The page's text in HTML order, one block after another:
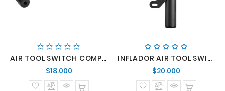
AIR TOOL SWITCH COMP BLK
$18.000Precio
normal
INFLADOR AIR TOOL SWITCH SPORT
$20.000
normal